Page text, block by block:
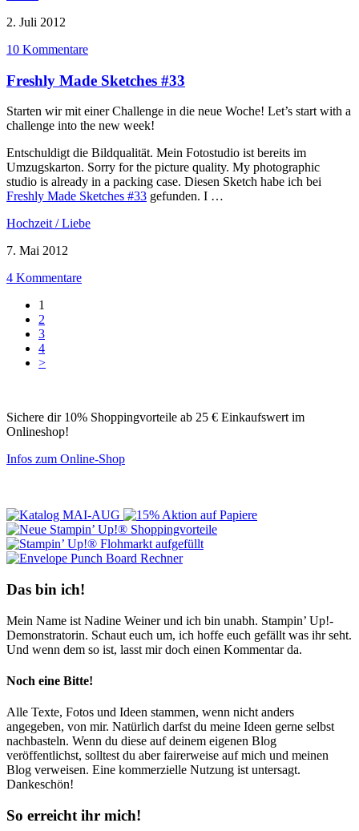
2. Juli 2012
10 Kommentare
Freshly Made Sketches #33
Starten wir mit einer Challenge in die neue Woche! Let’s start with a
challenge into the new week!
Entschuldigt die Bildqualität. Mein Fotostudio ist bereits im
Umzugskarton. Sorry for the picture quality. My photographic
studio is already in a packing case. Diesen Sketch habe ich bei
Freshly Made Sketches #33 gefunden. I …
Hochzeit / Liebe
7. Mai 2012
4 Kommentare
1
2
3
4
>
Sichere dir 10% Shoppingvorteile ab 25 € Einkaufswert im
Onlineshop!
Infos zum Online-Shop
Das bin ich!
Mein Name ist Nadine Weiner und ich bin unabh. Stampin’ Up!-
Demonstratorin. Schaut euch um, ich hoffe euch gefällt was ihr seht.
Und wenn dem so ist, lasst mir doch einen Kommentar da.
Noch eine Bitte!
Alle Texte, Fotos und Ideen stammen, wenn nicht anders
angegeben, von mir. Natürlich darfst du meine Ideen gerne selbst
nachbasteln. Wenn du diese auf deinem eigenen Blog
veröffentlichst, solltest du aber fairerweise auf mich und meinen
Blog verweisen. Eine kommerzielle Nutzung ist untersagt.
Dankeschön!
So erreicht ihr mich!